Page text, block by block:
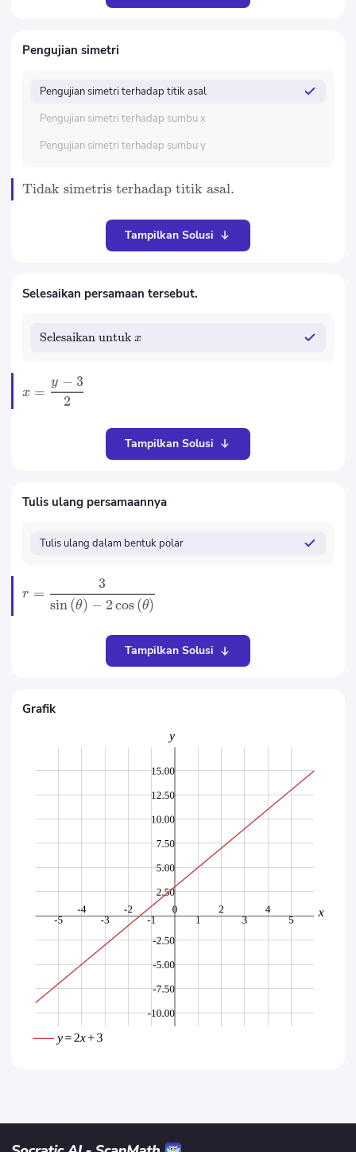
Pengujian simetri
Pengujian simetri terhadap titik asal
Pengujian simetri terhadap sumbu x
Pengujian simetri terhadap sumbu y
Tidak simetris terhadap titik asal.
Tampilkan Solusi
Selesaikan persamaan tersebut.
Selesaikan untuk x
x =
2
y − 3
Tampilkan Solusi
Tulis ulang persamaannya
Tulis ulang dalam bentuk polar
r =
sin(θ) − 2cos (θ)
3
Tampilkan Solusi
Grafik